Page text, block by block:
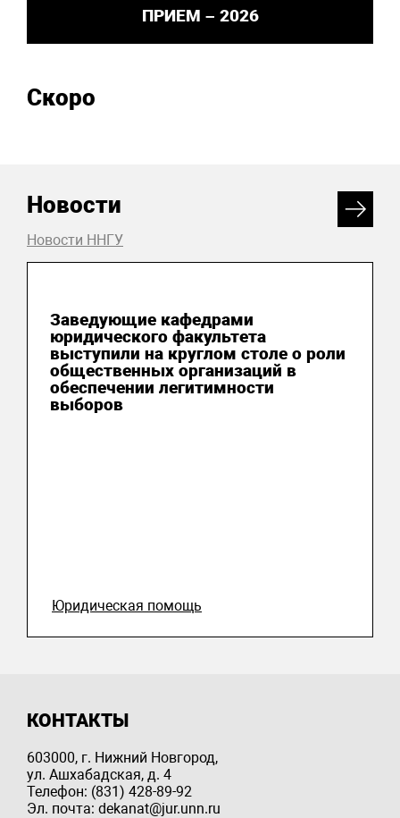
ПРИЕМ – 2026
Скоро
Новости
Новости ННГУ
Заведующие кафедрами
юридического факультета
выступили на круглом столе о роли
общественных организаций в
обеспечении легитимности
выборов
Юридическая помощь
КОНТАКТЫ
603000, г. Нижний Новгород,
ул. Ашхабадская, д. 4
Телефон: (831) 428-89-92
Эл. почта: dekanat@jur.unn.ru